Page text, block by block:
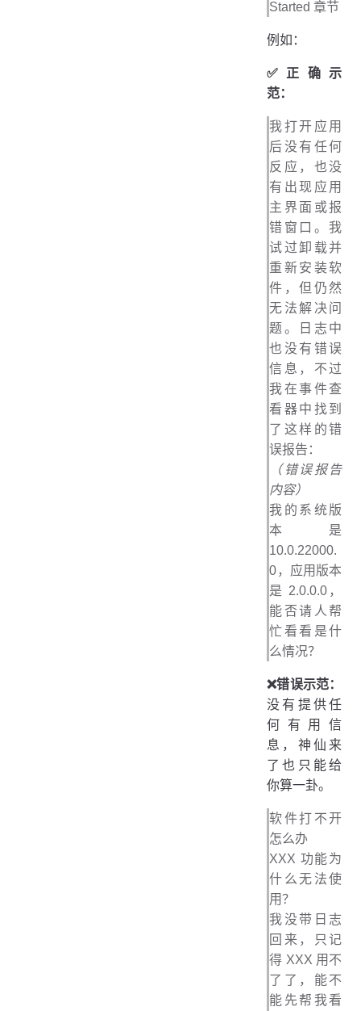
Started 章节
例如：
✅正确示
范：
我打开应用
后没有任何
反应，也没
有出现应用
主界面或报
错窗口。我
试过卸载并
重新安装软
件，但仍然
无法解决问
题。日志中
也没有错误
信息，不过
我在事件查
看器中找到
了这样的错
误报告：
（错误报告
内容）
我的系统版
本是
10.0.22000.
0，应用版本
是 2.0.0.0，
能否请人帮
忙看看是什
么情况？
❌错误示范：
没有提供任
何有用信
息，神仙来
了也只能给
你算一卦。
软件打不开
怎么办
XXX 功能为
什么无法使
用？
我没带日志
回来，只记
得 XXX 用不
了了，能不
能先帮我看